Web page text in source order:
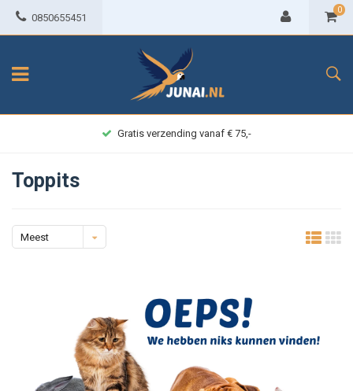
0850655451
0
Gratis verzending vanaf € 75,-
Toppits
Meest